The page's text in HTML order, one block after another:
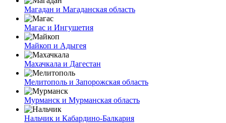
Магадан и Магаданская область
Магас и Ингушетия
Майкоп и Адыгея
Махачкала и Дагестан
Мелитополь и Запорожская область
Мурманск и Мурманская область
Нальчик и Кабардино-Балкария